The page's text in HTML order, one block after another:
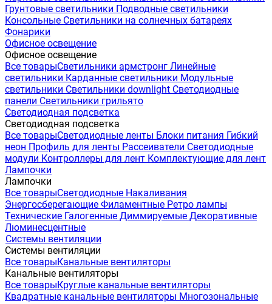
Грунтовые светильники Подводные светильники
Консольные Светильники на солнечных батареях
Фонарики
Офисное освещение
Офисное освещение
Все товарыСветильники армстронг Линейные
светильники Карданные светильники Модульные
светильники Светильники downlight Светодиодные
панели Светильники грильято
Светодиодная подсветка
Светодиодная подсветка
Все товарыСветодиодные ленты Блоки питания Гибкий
неон Профиль для ленты Рассеиватели Светодиодные
модули Контроллеры для лент Комплектующие для лент
Лампочки
Лампочки
Все товарыСветодиодные Накаливания
Энергосберегающие Филаментные Ретро лампы
Технические Галогенные Диммируемые Декоративные
Люминесцентные
Системы вентиляции
Системы вентиляции
Все товарыКанальные вентиляторы
Канальные вентиляторы
Все товарыКруглые канальные вентиляторы
Квадратные канальные вентиляторы Многозональные